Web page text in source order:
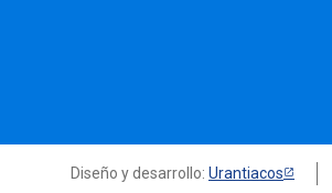
Diseño y desarrollo: Urantiacos